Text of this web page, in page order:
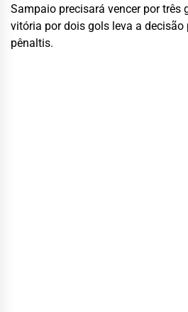
Sampaio precisará vencer por três
vitória por dois gols leva a decisão
pênaltis.